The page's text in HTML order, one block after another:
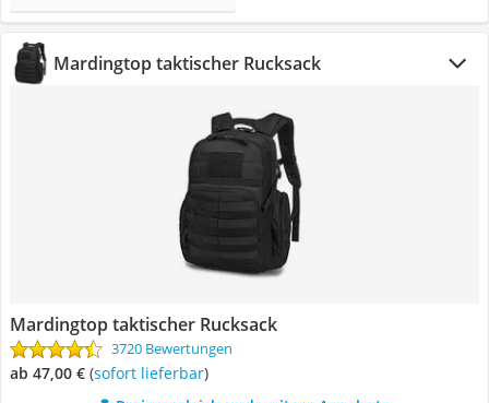
Mardingtop taktischer Rucksack
Mardingtop taktischer Rucksack
3720 Bewertungen
ab 47,00 € ( Sofort lieferbar)